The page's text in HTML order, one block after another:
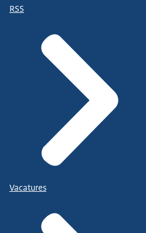
RSS
Vacatures